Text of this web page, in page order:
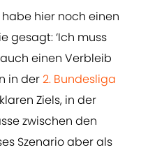
hier noch einen
gesagt: ‘Ich muss
einen Verbleib
in der2. Bundesliga
Ziels, in der
zwischen den
Szenario aber als